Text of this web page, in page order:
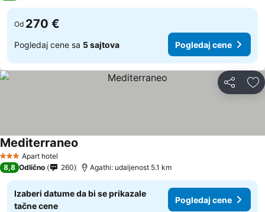
Od 270 €
Pogledaj cene sa 5 sajtova Pogledaj cene
Deli
3 ZvezdiceApart hotel
Mediterraneo
8,8 Odlično 260 Agathi: udaljenost 5.1 km
Izaberi datume da bi se prikazale
tačne cene
Pogledaj cene